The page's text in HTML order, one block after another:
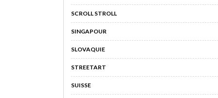
SCROLL STROLL
SINGAPOUR
SLOVAQUIE
STREETART
SUISSE